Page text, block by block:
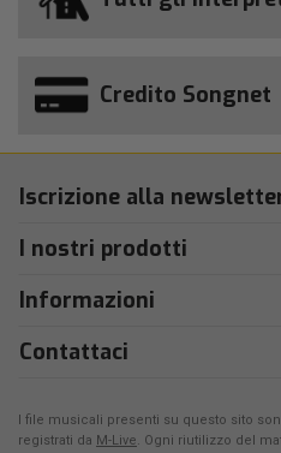
Credito Songnet
Iscrizione alla
I nostri prodotti
Informazioni
Contattaci
I file musicali presenti su questo sito
registrati da M-Live. Ogni riutilizzo del